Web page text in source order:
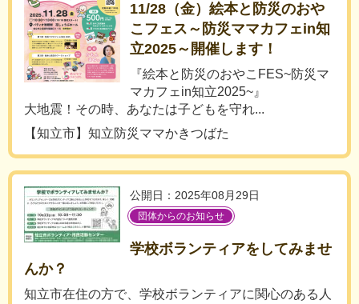
11/28（金）絵本と防災のおや
こフェス～防災ママカフェin知
立2025～開催します！
『絵本と防災のおやこFES~防災マ
マカフェin知立2025~』
大地震！その時、あなたは子どもを守れ...
【知立市】知立防災ママかきつばた
公開日：2025年08月29日
団体からのお知らせ
学校ボランティアをしてみませ
んか？
知立市在住の方で、学校ボランティアに関心のある人